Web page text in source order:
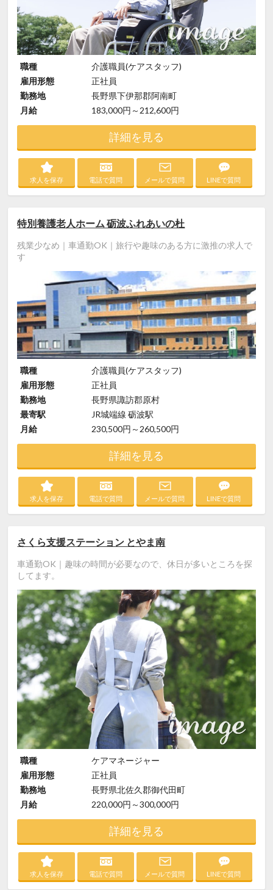
職種
介護職員(ケアスタッフ)
雇用形態
正社員
勤務地
長野県下伊那郡阿南町
月給
183,000円～212,600円
詳細を見る
求人を保存 電話で質問 メールで質問 LINEで質問
特別養護老人ホーム 砺波ふれあいの杜
残業少なめ｜車通勤OK｜旅行や趣味のある方に激推の求人で
す
職種
介護職員(ケアスタッフ)
雇用形態
正社員
勤務地
長野県諏訪郡原村
最寄駅
JR城端線 砺波駅
月給
230,500円～260,500円
詳細を見る
求人を保存 電話で質問 メールで質問 LINEで質問
さくら支援ステーション とやま南
車通勤OK｜趣味の時間が必要なので、休日が多いところを探
してます。
職種
ケアマネージャー
雇用形態
正社員
勤務地
長野県北佐久郡御代田町
月給
220,000円～300,000円
詳細を見る
求人を保存 電話で質問 メールで質問 LINEで質問